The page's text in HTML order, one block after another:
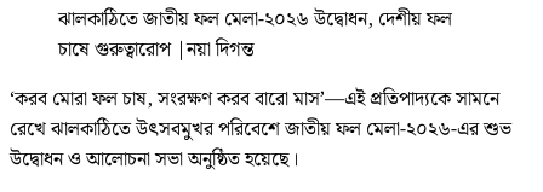
ঝালকাঠিতে জাতীয় ফল মেলা-২০২৬ উদ্বোধন, দেশীয় ফল
চাষে গুরুত্বারোপ |নয়া দিগন্ত
‘করব মোরা ফল চাষ, সংরক্ষণ করব বারো মাস’—এই প্রতিপাদ্যকে সামনে
রেখে ঝালকাঠিতে উৎসবমুখর পরিবেশে জাতীয় ফল মেলা-২০২৬-এর শুভ
উদ্বোধন ও আলোচনা সভা অনুষ্ঠিত হয়েছে।